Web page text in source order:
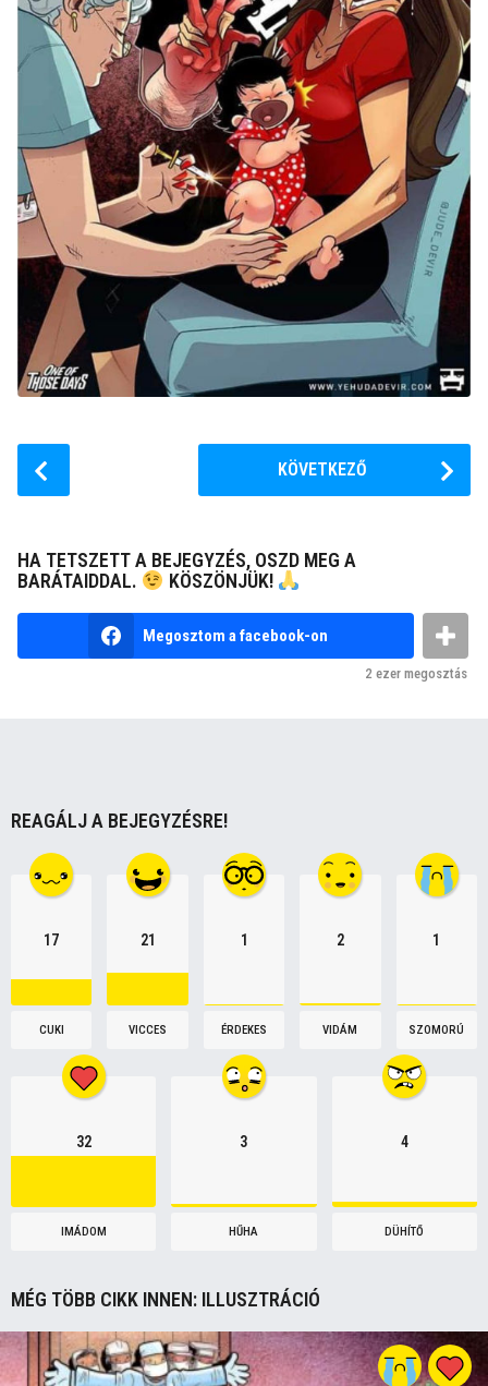
P
P
a
g
i
n
KÖVETKEZŐ
HA TETSZETT A BEJEGYZÉS, OSZD MEG A
BARÁTAIDDAL.
KÖSZÖNJÜK!
Megosztom a facebook-on
2 ezer megosztás
REAGÁLJ A BEJEGYZÉSRE!
17
CUKI
21
VICCES
1
ÉRDEKES
2
VIDÁM
1
SZOMORÚ
32
IMÁDOM
3
HŰHA
4
DÜHÍTŐ
MÉG TÖBB CIKK INNEN: ILLUSZTRÁCIÓ